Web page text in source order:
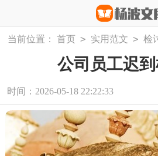
当前位置： 首页 > 实用范文 > 检
公司员工迟
时间：2026-05-18 22:22:33